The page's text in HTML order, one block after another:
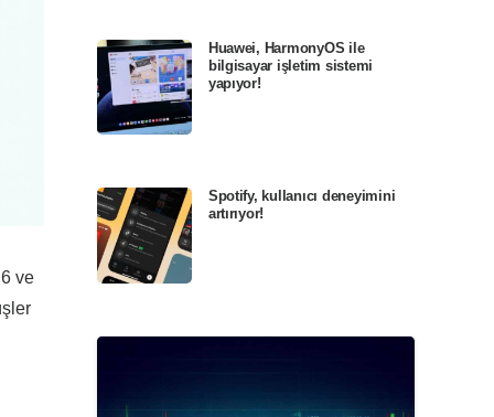
ve
Huawei, HarmonyOS ile
bilgisayar işletim sistemi
yapıyor!
Spotify, kullanıcı deneyimini
artırıyor!